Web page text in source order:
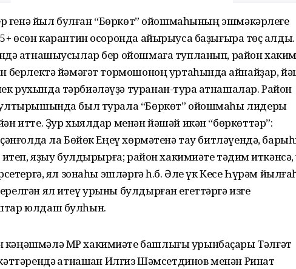
генә йыл булған “Бөркөт” ойошмаһының эшмәкәрлеге
өсөн карантин осоронда айырыуса баҙығыраҡ төҫ алды.
ҡатнашыусылар бер ойошмаға тупланып, район
берлектә йәмәғәт тормошоноң уртаһында ҡайнайҙар,
рухында тәрбиәләүҙә туранан-тура ҡатнашалар. Район
ултырышында был турала “Бөркөт” ойошмаһы лидеры
итте. Ҙур хыялдар менән йәшәй икән “бөркөттәр”:
ла Бөйөк Еңеү хөрмәтенә тау битләүендә,
итеп, яҙыу булдырырға; район хакимиәте тәҡдим иткәнсә,
ял зонаһы эшләргә һ.б. Әле үк Кесе Һүрәм
ял итеү урыны булдырған егеттәргә изге
юлдаш булһын.
МР хакимиәте башлығы урынбаҫары Тәлғәт
ҡатнашҡан Илгиз Шәмсетдинов менән Ринат